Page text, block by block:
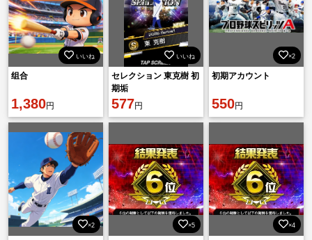
いいね
组合
1,380円
いいね
セレクション 東克樹 初
期垢
577円
×2
初期アカウント
550円
×2 ×5 ×4